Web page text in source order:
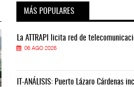
05 AGO 2026
MÁS POPULARES
La ATTRAPI licita red de
06 AGO 2026
IT-ANÁLISIS: Puerto Lázaro Cárdenas